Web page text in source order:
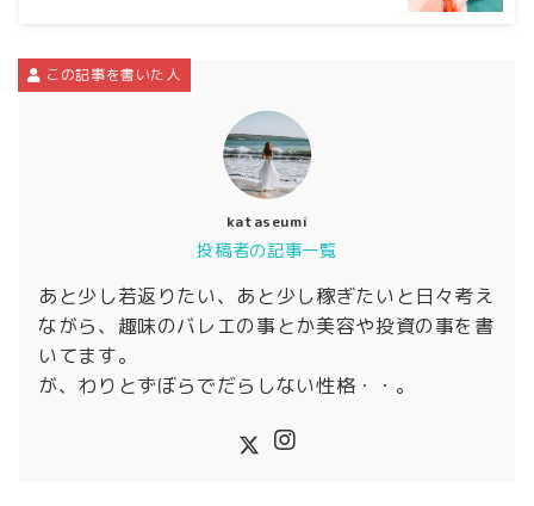
この記事を書いた人
kataseumi
投稿者の記事一覧
あと少し若返りたい、あと少し稼ぎたいと日々考え
ながら、趣味のバレエの事とか美容や投資の事を書
いてます。
が、わりとずぼらでだらしない性格・・。